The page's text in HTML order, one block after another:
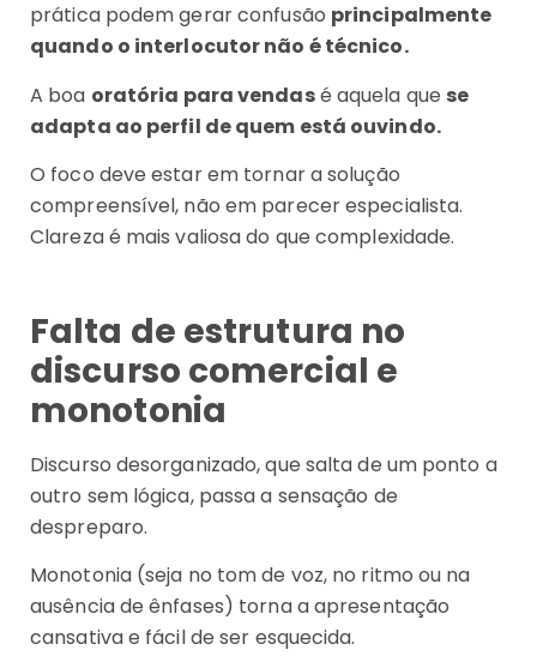
prática podem gerar confusão principalmente
quando o interlocutor não é técnico.
A boa oratória para vendasé aquela que se
adapta ao perfil de quem está ouvindo.
O foco deve estar em tornar a solução
compreensível, não em parecer especialista.
Clareza é mais valiosa do que complexidade.
Falta de estrutura no
discurso comercial e
monotonia
Discurso desorganizado, que salta de um ponto a
outro sem lógica, passa a sensação de
despreparo.
Monotonia (seja no tom de voz, no ritmo ou na
ausência de ênfases) torna a apresentação
cansativa e fácil de ser esquecida.